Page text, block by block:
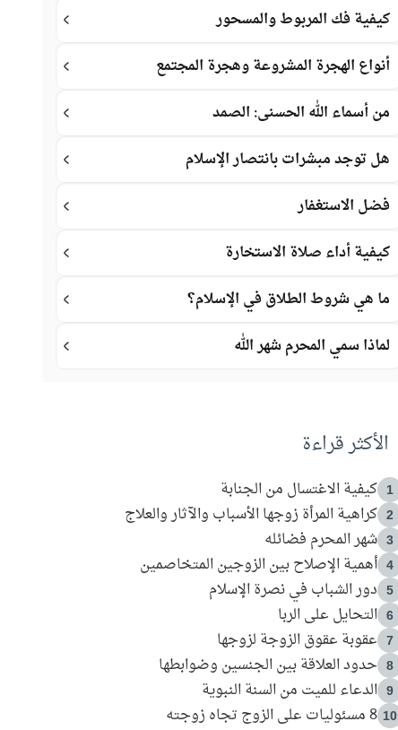
كيفية فك المربوط والمسحور
أنواع الهجرة المشروعة وهجرة المجتمع
من أسماء الله الحسنى: الصمد
هل توجد مبشرات بانتصار الإسلام
فضل الاستغفار
كيفية أداء صلاة الاستخارة
ما هي شروط الطلاق في الإسلام؟
لماذا سمي المحرم شهر الله
الأكثر قراءة
1 كيفية الاغتسال من الجنابة
2 كراهية المرأة زوجها الأسباب والآثار والعلاج
3 شهر المحرم فضائله
4 أهمية الإصلاح بين الزوجين المتخاصمين
5 دور الشباب في نصرة الإسلام
6 التحايل على الربا
7 عقوبة عقوق الزوجة لزوجها
8 حدود العلاقة بين الجنسين وضوابطها
9 الدعاء للميت من السنة النبوية
10 8 مسئوليات على الزوج تجاه زوجته